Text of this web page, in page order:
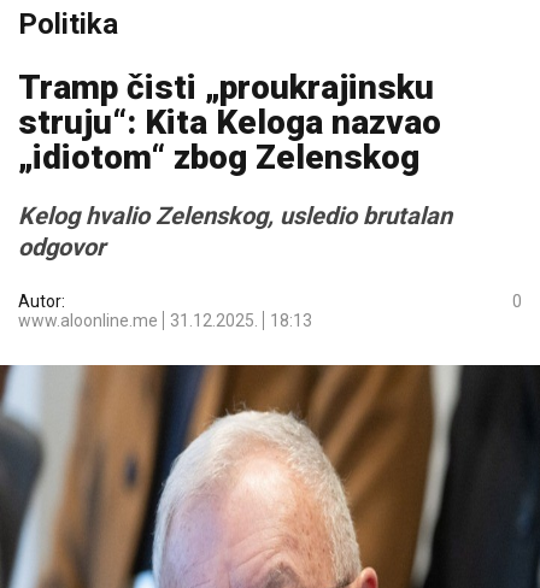
Politika
Tramp čisti „proukrajinsku
struju“: Kita Keloga nazvao
„idiotom“ zbog Zelenskog
Kelog hvalio Zelenskog, usledio brutalan
odgovor
Autor:
www.aloonline.me
31.12.2025. 18:13
0